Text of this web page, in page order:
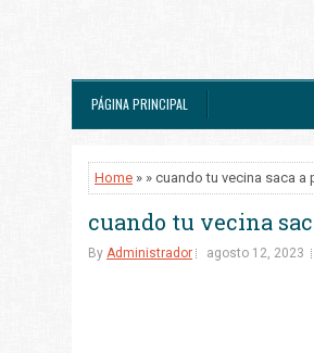
PÁGINA PRINCIPAL
Home » » cuando tu vecina saca a
cuando tu vecina
By Administrador agosto 12, 2023